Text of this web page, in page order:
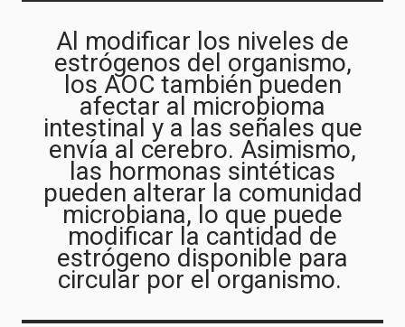
Al modificar los niveles de
estrógenos del organismo,
los AOC también pueden
afectar al microbioma
intestinal y a las señales que
envía al cerebro. Asimismo,
las hormonas sintéticas
pueden alterar la comunidad
microbiana, lo que puede
modificar la cantidad de
estrógeno disponible para
circular por el organismo.